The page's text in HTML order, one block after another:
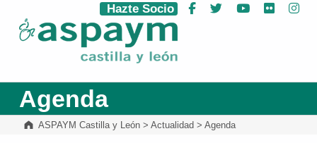
ASPAYM Castilla y León
Hazte Socio Facebook
Twitter YouTube
Flickr
Agenda
ASPAYM Castilla y León> Actualidad > Agenda